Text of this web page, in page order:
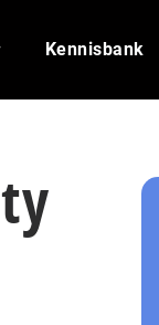
Kennisbank